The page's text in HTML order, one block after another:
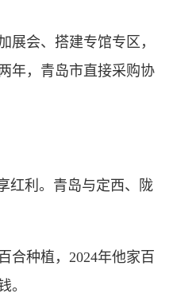
会、搭建专馆专区，
年，青岛市直接采购协
红利。青岛与定西、陇
种植，2024年他家百
。